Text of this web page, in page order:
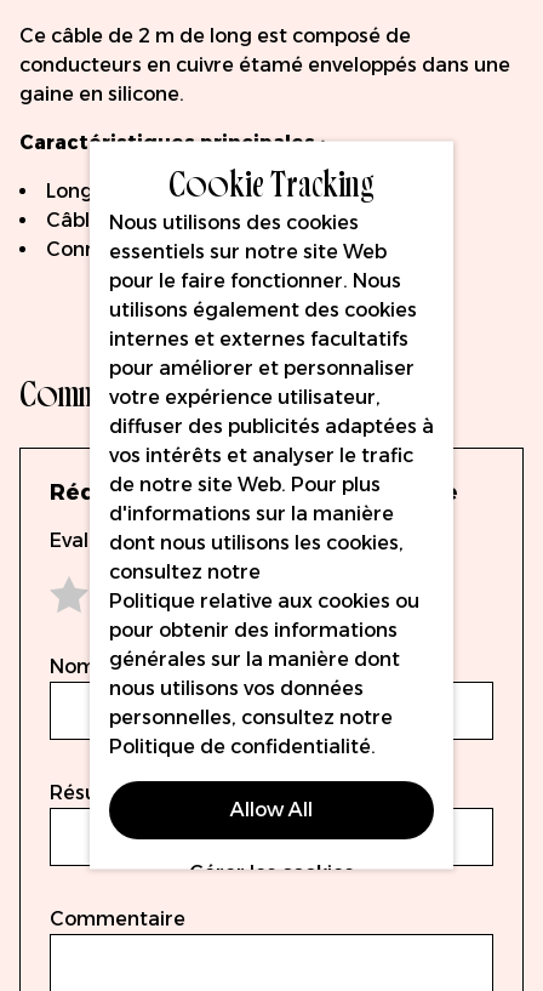
Ce câble de 2 m de long est composé de
conducteurs en cuivre étamé enveloppés dans une
gaine en silicone.
Caractéristiques principales :
Longueur : 2m
Câble recouvert de silicone
Connexion RCA droite
Commentaires
Rédigez votre propre commentaire
Evaluation
2 stars
3 stars
4 stars
5 stars
Nom
Résumé
Commentaire
Cookie Tracking
Nous utilisons des cookies
essentiels sur notre site Web
pour le faire fonctionner. Nous
utilisons également des cookies
internes et externes facultatifs
pour améliorer et personnaliser
votre expérience utilisateur,
diffuser des publicités adaptées à
vos intérêts et analyser le trafic
de notre site Web. Pour plus
d'informations sur la manière
dont nous utilisons les cookies,
consultez notre
Politique relative aux cookies ou
pour obtenir des informations
générales sur la manière dont
nous utilisons vos données
personnelles, consultez notre
Politique de confidentialité.
Allow All
Gérer les cookies